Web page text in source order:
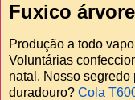
Fuxico
Produção a todo
Voluntárias
natal. Nosso
duradouro? Cola